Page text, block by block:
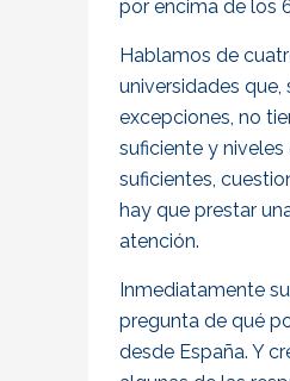
por encima de los
Hablamos de
universidades que,
excepciones, no
suficiente y niveles
suficientes,
hay que prestar
atención.
Inmediatamente
pregunta de qué
desde España. Y